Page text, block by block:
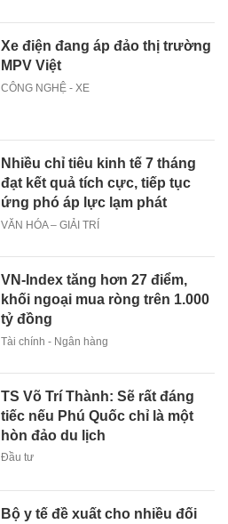
Xe điện đang áp đảo thị trường
MPV Việt
CÔNG NGHỆ - XE
Nhiều chỉ tiêu kinh tế 7 tháng
đạt kết quả tích cực, tiếp tục
ứng phó áp lực lạm phát
VĂN HÓA – GIẢI TRÍ
VN-Index tăng hơn 27 điểm,
khối ngoại mua ròng trên 1.000
tỷ đồng
Tài chính - Ngân hàng
TS Võ Trí Thành: Sẽ rất đáng
tiếc nếu Phú Quốc chỉ là một
hòn đảo du lịch
Đầu tư
Bộ y tế đề xuất cho nhiều đối